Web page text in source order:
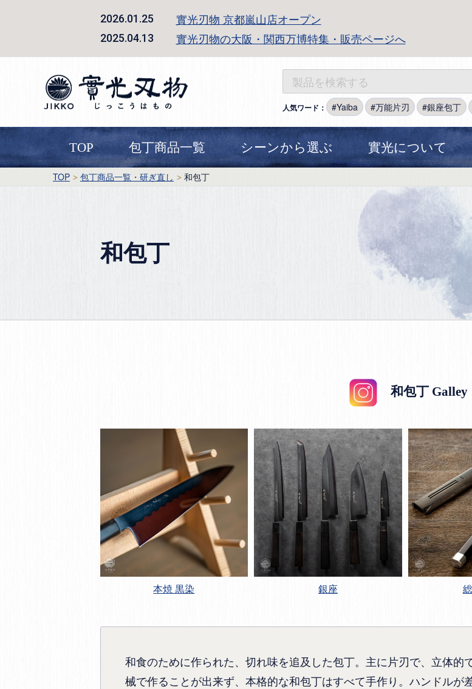
2026.01.25 實光刃物 京都嵐山店オープン
2025.04.13 實光刃物の大阪・関西万博特集・販売ページへ
人気ワード： Yaiba 万能片刃 銀座包丁
TOP 包丁商品一覧 シーンから選ぶ 實光について
TOP 包丁商品一覧・研ぎ直し 和包丁
和包丁
和包丁 Galley
本焼 黒染 銀座
和食のために作られた、切れ味を追及した包丁。主に片刃で、立体的
械で作ることが出来ず、本格的な和包丁はすべて手作り。ハンドルが